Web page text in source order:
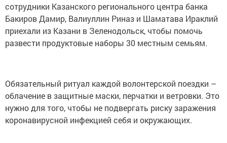
сотрудники Казанского регионального центра банка
Бакиров Дамир, Валиуллин Риназ и Шаматава Ираклий
приехали из Казани в Зеленодольск, чтобы помочь
развести продуктовые наборы 30 местным семьям.
Обязательный ритуал каждой волонтерской поездки –
облачение в защитные маски, перчатки и ветровки. Это
нужно для того, чтобы не подвергать риску заражения
коронавирусной инфекцией себя и окружающих.